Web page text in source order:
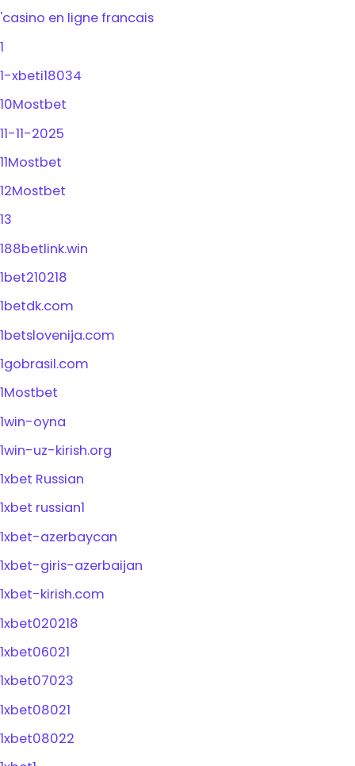
'casino en ligne francais
1
1-xbeti18034
10Mostbet
11-11-2025
11Mostbet
12Mostbet
13
188betlink.win
1bet210218
1betdk.com
1betslovenija.com
1gobrasil.com
1Mostbet
1win-oyna
1win-uz-kirish.org
1xbet Russian
1xbet russian1
1xbet-azerbaycan
1xbet-giris-azerbaijan
1xbet-kirish.com
1xbet020218
1xbet06021
1xbet07023
1xbet08021
1xbet08022